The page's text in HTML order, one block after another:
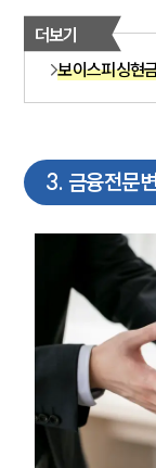
더보기
보이스피싱현
3. 금융전문